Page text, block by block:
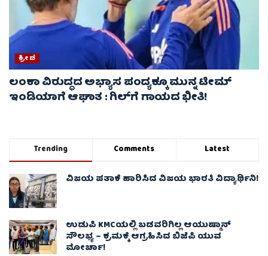
ಕ್ರೀಡೆ
ಲಂಕಾ ವಿರುದ್ಧದ ಅಭ್ಯಾಸ ಪಂದ್ಯಕ್ಕೂ ಮುನ್ನ ಟೀಮ್
ಇಂಡಿಯಾಗೆ ಆಘಾತ : ಗಿಲ್‌ಗೆ ಗಾಯದ ಭೀತಿ!
Trending Comments Latest
ವಿಜಯ ಪತಾಕೆ ಹಾರಿಸಿದ ವಿಜಯ ಭಾರತಿ ವಿದ್ಯಾರ್ಥಿನಿ!
ಉಡುಪಿ KMCಯಲ್ಲಿ ಬಡವರಿಗಿಲ್ಲ ಆಯುಷ್ಮಾನ್
ಸೌಲಭ್ಯ – ಕ್ರಮಕ್ಕೆ ಆಗ್ರಹಿಸಿದ ಬಿಜೆಪಿ ಯುವ
ಮೋರ್ಚಾ!